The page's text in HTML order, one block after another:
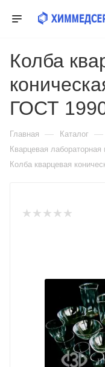
Колба
ГОСТ
Главная — Каталог —
Кварцевая лабораторная
Колба кварцевая